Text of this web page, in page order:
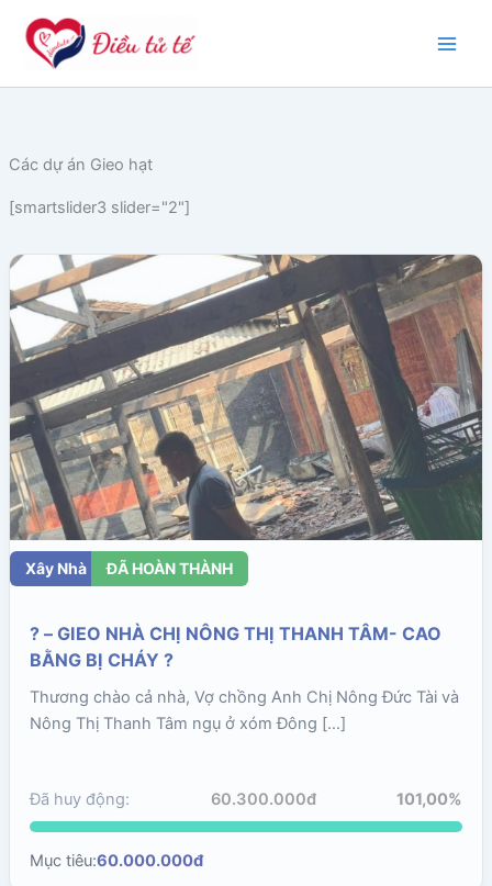
dung
Các dự án Gieo hạt
[smartslider3 slider="2"]
Xây Nhà ĐÃ HOÀN THÀNH
? – GIEO NHÀ CHỊ NÔNG THỊ THANH TÂM- CAO
BẰNG BỊ CHÁY ?
Thương chào cả nhà, Vợ chồng Anh Chị Nông Đức Tài và
Nông Thị Thanh Tâm ngụ ở xóm Đông […]
Đã huy động: 60.300.000đ 101,00%
Mục tiêu:60.000.000đ